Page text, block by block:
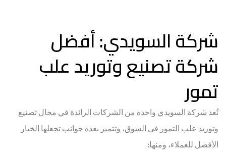
شركة السويدي: أفضل
شركة تصنيع وتوريد علب
تمور
تُعد شركة السويدي واحدة من الشركات الرائدة في مجال تصنيع
وتوريد علب التمور في السوق، وتتميز بعدة جوانب تجعلها الخيار
الأفضل للعملاء، ومنها: